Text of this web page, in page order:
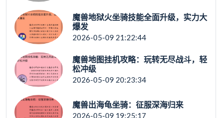
魔兽地狱火坐骑技能全面升级，实力大
爆发
2026-05-09 21:22:44
魔兽地图挂机攻略：玩转无尽战斗，轻
松冲级
2026-05-09 20:23:34
魔兽出海龟坐骑：征服深海归来
2026-05-09 19:25:17